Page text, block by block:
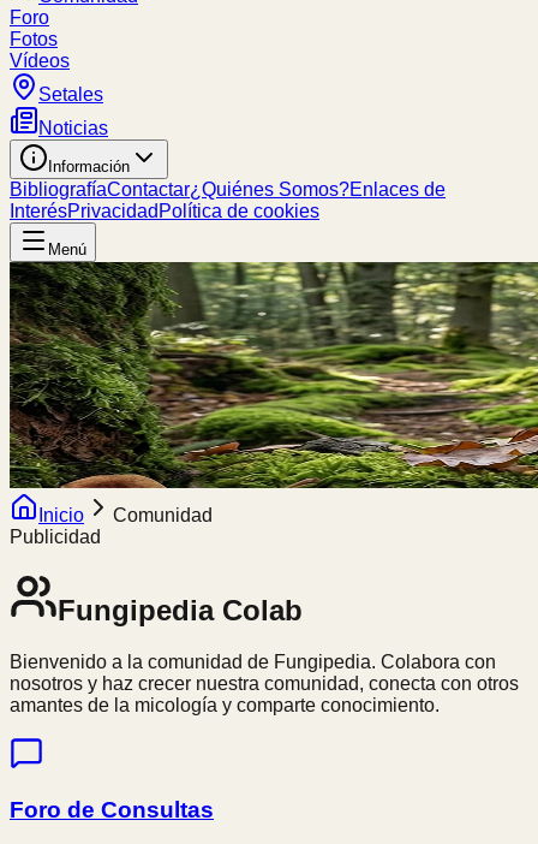
Foro
Fotos
Vídeos
Setales
Noticias
Información
BibliografíaContactar¿Quiénes Somos?Enlaces de
InterésPrivacidad Política de cookies
Menú
Inicio
Comunidad
Publicidad
FungipediaColab
Bienvenido a la comunidad de Fungipedia. Colabora con
nosotros y haz crecer nuestra comunidad, conecta con otros
amantes de la micología y comparte conocimiento.
Foro de Consultas